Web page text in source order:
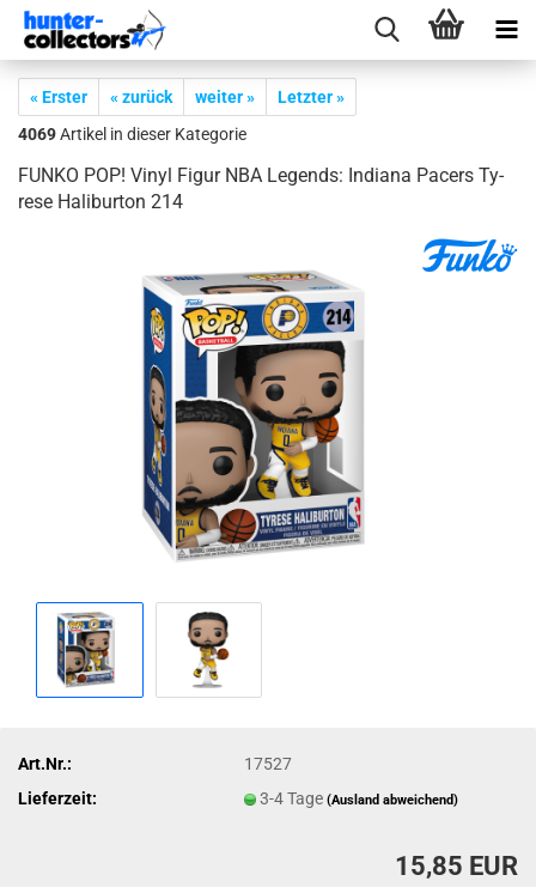
« Erster « zurück weiter »
Letzter »
4069Artikel in dieser Kategorie
FUNKO POP! Vinyl Figur NBA Le­gends: In­dia­na Pa­cers Ty­
re­se Ha­li­bur­ton 214
Art.Nr.:
17527
Lieferzeit:
3-4 Tage(Ausland abweichend)
15,85 EUR